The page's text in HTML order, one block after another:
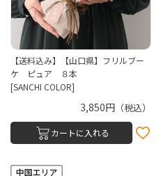
【送料込み】【山口県】フリルブー
ケ ピュア ８本
[SANCHI COLOR]
3,850円（税込）
カートに入れる